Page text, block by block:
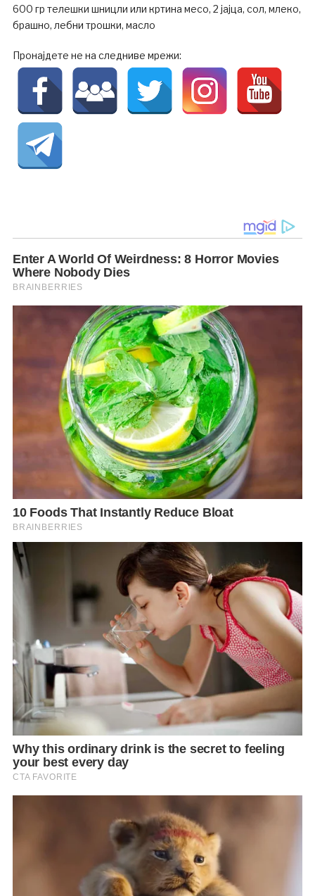
600 гр телешки шницли или кртина месо, 2 јајца, сол, млеко,
брашно, лебни трошки, масло
Пронајдете не на следниве мрежи: